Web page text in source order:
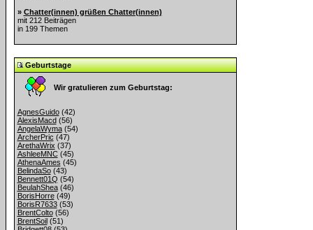
» Chatter(innen) grüßen Chatter(innen)
mit 212 Beiträgen
in 199 Themen
Geburtstage
Wir gratulieren zum Geburtstag:
AgnesGuido(42)
AlexisMacd(56)
AngelaWyma(54)
ArcherPric (47)
ArethaWrix (37)
AshleeMNC(45)
AthenaAmes (45)
BelindaSo(43)
Bennett01Q (54)
BeulahShea(46)
BorisHorre(49)
BorisR7633(53)
BrentColto(56)
BrentSoil(51)